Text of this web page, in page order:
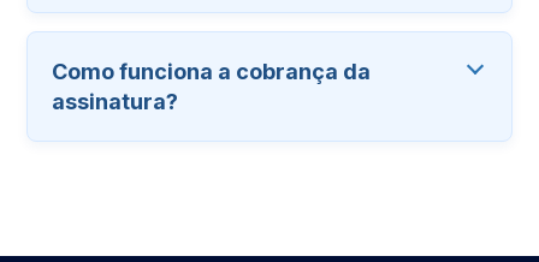
Como funciona a cobrança da
assinatura?